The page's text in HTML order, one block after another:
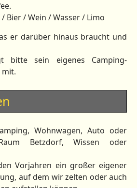
Bier / Wein / Wasser / Limo
er darüber hinaus braucht und
bitte sein eigenes Camping-
mit.
Wohnwagen, Auto oder
Betzdorf, Wissen oder
Vorjahren ein großer eigener
auf dem wir zelten oder auch